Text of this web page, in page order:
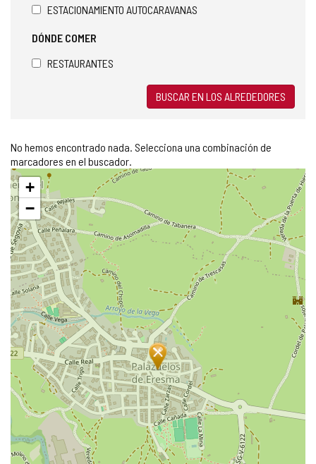
ESTACIONAMIENTO AUTOCARAVANAS
DÓNDE COMER
RESTAURANTES
BUSCAR EN LOS ALREDEDORES
No hemos encontrado nada. Selecciona una combinación de
marcadores en el buscador.
Saltar
mapa
+
−